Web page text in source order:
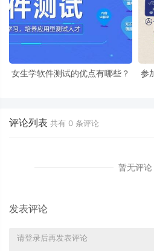
女生学软件测试的优点有哪些？
参
评论列表 共有 0 条评论
暂无评论
发表评论